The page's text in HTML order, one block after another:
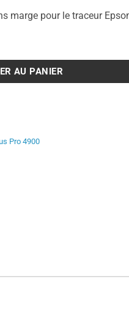
marge pour le traceur
sans marge
AU PANIER
Pro 4900